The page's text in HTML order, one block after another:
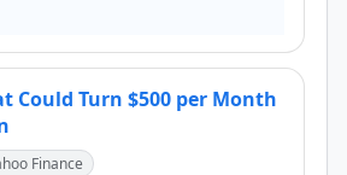
Could Turn $500 per Month
Finance